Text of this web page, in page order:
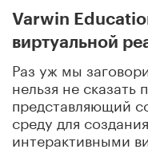
Varwin
виртуальной
Раз уж мы
нельзя не
представляющий
среду для
интерактивными